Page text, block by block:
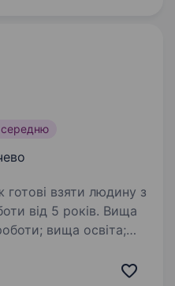
готові взяти людину з
від 5 років. Вища